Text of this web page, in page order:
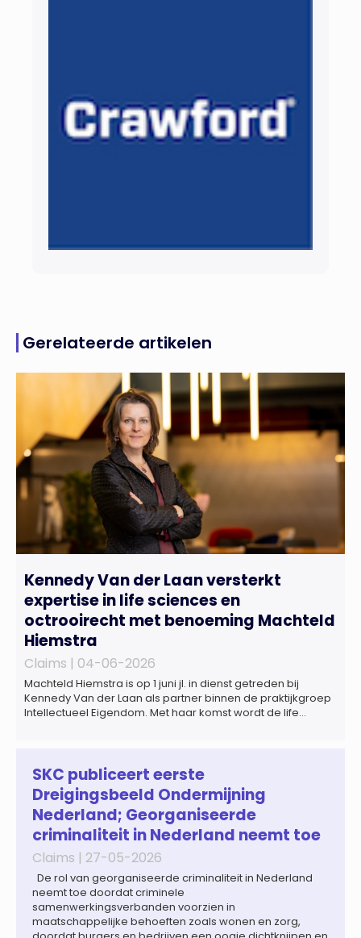
Gerelateerde artikelen
Kennedy Van der Laan versterkt
expertise in life sciences en
octrooirecht met benoeming Machteld
Hiemstra
Claims | 04-06-2026
Machteld Hiemstra is op 1 juni jl. in dienst getreden bij
Kennedy Van der Laan als partner binnen de praktijkgroep
Intellectueel Eigendom. Met haar komst wordt de life
regelgeving relevant voor de life sciences sector en de […]
SKC publiceert eerste
Dreigingsbeeld Ondermijning
Nederland; Georganiseerde
criminaliteit in Nederland neemt toe
Claims | 27-05-2026
De rol van georganiseerde criminaliteit in Nederland
neemt toe doordat criminele
samenwerkingsverbanden voorzien in
maatschappelijke behoeften zoals wonen en zorg,